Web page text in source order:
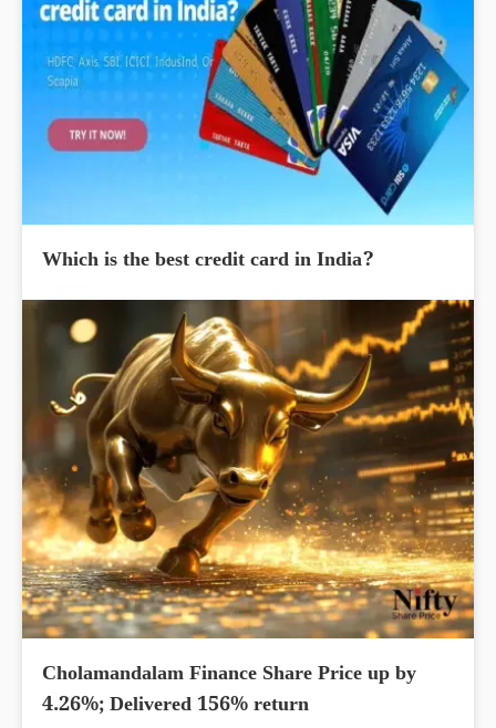
Which is the best credit card in India?
Cholamandalam Finance Share Price up by
4.26%; Delivered 156% return